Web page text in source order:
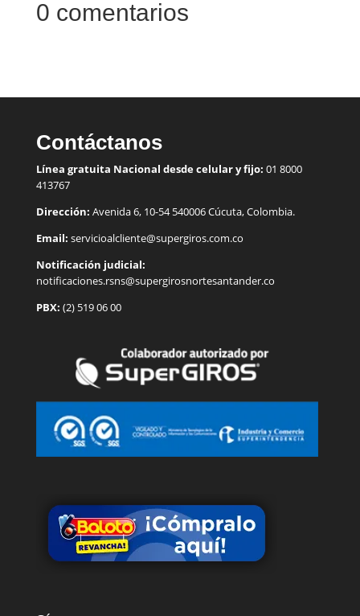
0 comentarios
Contáctanos
Línea gratuita Nacional desde celular y fijo: 01 8000
413767
Dirección: Avenida 6, 10-54 540006 Cúcuta, Colombia.
Email: servicioalcliente@supergiros.com.co
Notificación judicial:
notificaciones.rsns@supergirosnortesantander.co
PBX: (2) 519 06 00